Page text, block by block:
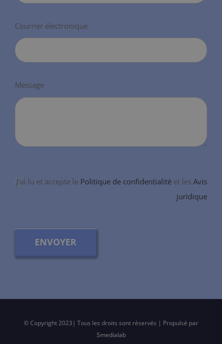
Courrier électronique
Message
J'ai lu et accepte le Politique de confidentialité et lesAvis
juridique
ENVOYER
© Copyright 2023| Tous les droits sont réservés | Propulsé par
Smedialab